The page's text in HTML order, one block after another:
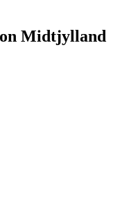
Midtjylland